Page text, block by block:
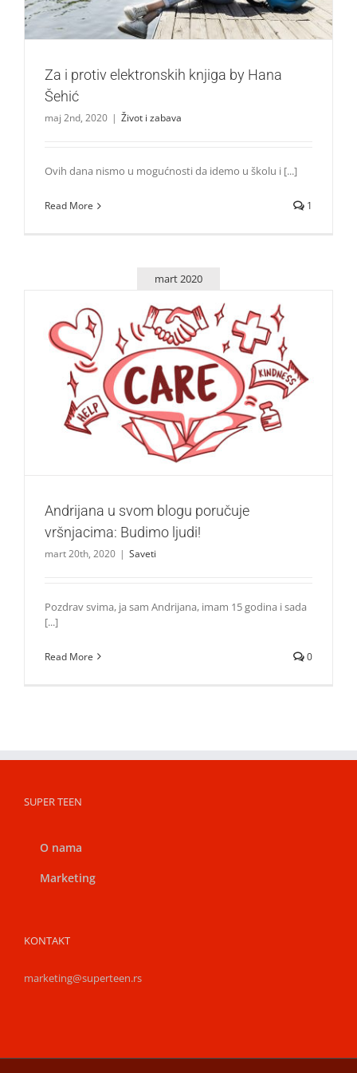
Za i protiv elektronskih knjiga by Hana
Šehić
maj 2nd, 2020 | Život i zabava
Ovih dana nismo u mogućnosti da idemo u školu i [...]
Read More 1
mart 2020
Andrijana u svom blogu poručuje vršnjacima: Budimo
ljudi!
Saveti
Andrijana u svom blogu poručuje
vršnjacima: Budimo ljudi!
mart 20th, 2020 | Saveti
Pozdrav svima, ja sam Andrijana, imam 15 godina i sada
[...]
Read More 0
SUPER TEEN
O nama
Marketing
KONTAKT
marketing@superteen.rs